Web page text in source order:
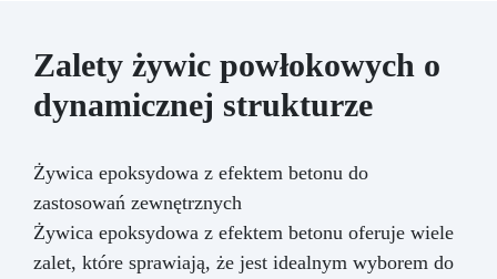
Zalety żywic powłokowych o
dynamicznej strukturze
Żywica epoksydowa z efektem betonu do
zastosowań zewnętrznych
Żywica epoksydowa z efektem betonu oferuje wiele
zalet, które sprawiają, że jest idealnym wyborem do